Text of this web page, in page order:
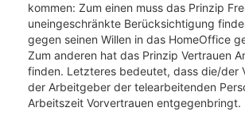
kommen: Zum einen muss das Prinzip
uneingeschränkte Berücksichtigung
gegen seinen Willen in das HomeOffice
Zum anderen hat das Prinzip Vertrauen
finden. Letzteres bedeutet, dass die/der
der Arbeitgeber der telearbeitenden
Arbeitszeit Vorvertrauen entgegenbringt.